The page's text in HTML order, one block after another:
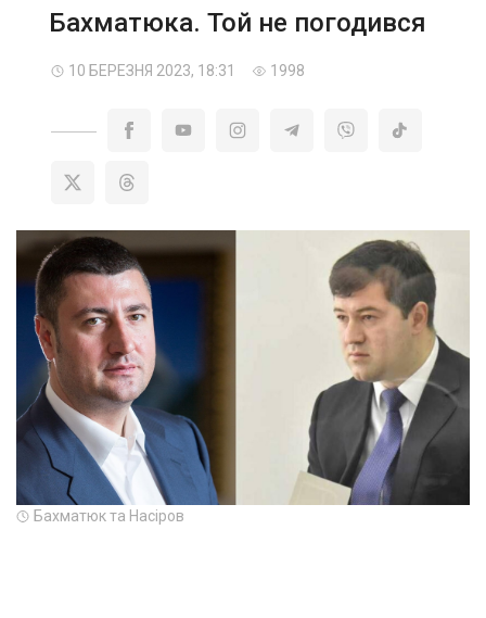
Бахматюка. Той не погодився
10 БЕРЕЗНЯ 2023, 18:31 1998
Бахматюк та Насіров